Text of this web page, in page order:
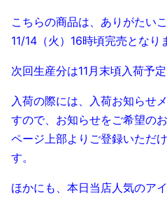
こちらの商品は、ありがたい
11/14（火）16時頃完売となり
次回生産分は11月末頃入荷予
入荷の際には、入荷お知らせ
すので、お知らせをご希望の
ページ上部よりご登録いただ
す。
ほかにも、本日当店人気のア